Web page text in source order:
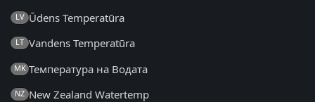
LV Ūdens Temperatūra
LT Vandens Temperatūra
MK Температура на Водата
NZ New Zealand Watertemp